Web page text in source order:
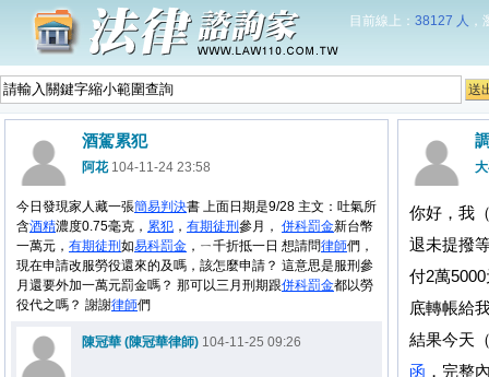
目前線上： 38127 人
酒駕累犯
阿花104-11-24 23:58
今日發現家人藏一張簡易判決書 上面日期是9/28 主文：吐氣所
含酒精濃度0.75毫克， 累犯 ， 有期徒刑 參月， 併科罰金新台幣
一萬元， 有期徒刑 如易科罰金 ，ㄧ千折抵一日 想請問律師們，
現在申請改服勞役還來的及嗎，該怎麼申請？ 這意思是服刑參
月還要外加一萬元罰金嗎？ 那可以三月刑期跟併科罰金都以勞
役代之嗎？ 謝謝律師們
陳冠華 (陳冠華律師) 104-11-25 09:26
你好，我
退未提撥
付2萬
底轉帳給
結果今天
函 ，完整